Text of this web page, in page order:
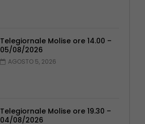
Telegiornale Molise ore 14.00 –
05/08/2026
AGOSTO 5, 2026
Telegiornale Molise ore 19.30 –
04/08/2026